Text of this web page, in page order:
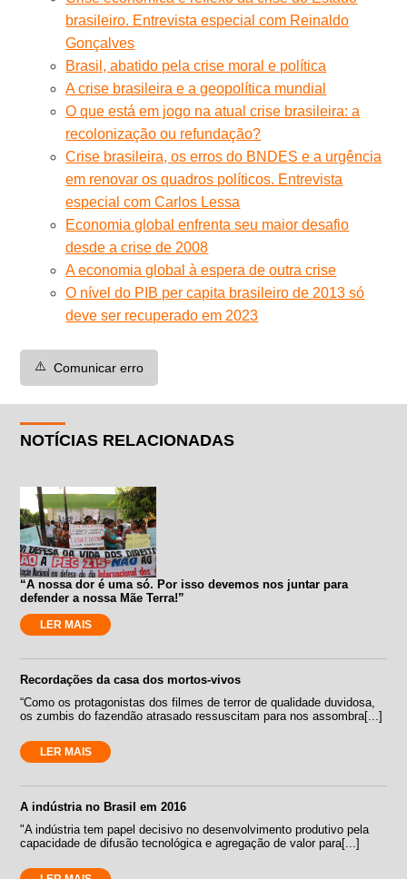
brasileiro. Entrevista especial com Reinaldo
Gonçalves
Brasil, abatido pela crise moral e política
A crise brasileira e a geopolítica mundial
O que está em jogo na atual crise brasileira: a
recolonização ou refundação?
Crise brasileira, os erros do BNDES e a urgência
em renovar os quadros políticos. Entrevista
especial com Carlos Lessa
Economia global enfrenta seu maior desafio
desde a crise de 2008
A economia global à espera de outra crise
O nível do PIB per capita brasileiro de 2013 só
deve ser recuperado em 2023
⚠️ Comunicar erro
NOTÍCIAS RELACIONADAS
“A nossa dor é uma só. Por isso devemos nos juntar para
defender a nossa Mãe Terra!”
LER MAIS
Recordações da casa dos mortos-vivos
“Como os protagonistas dos filmes de terror de qualidade duvidosa,
os zumbis do fazendão atrasado ressuscitam para nos assombra[...]
LER MAIS
A indústria no Brasil em 2016
"A indústria tem papel decisivo no desenvolvimento produtivo pela
capacidade de difusão tecnológica e agregação de valor para[...]